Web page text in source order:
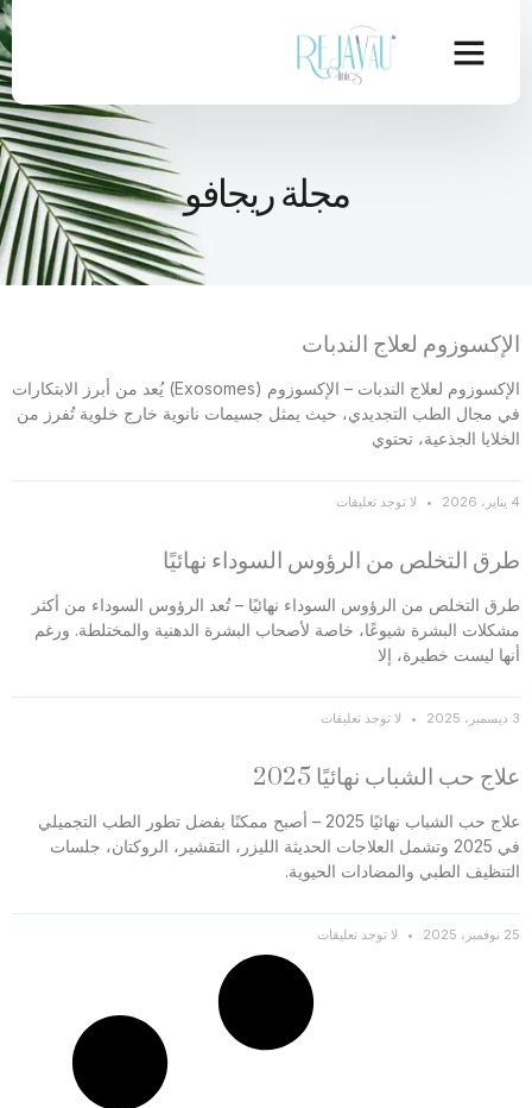
مجلة ريجافو
الإكسوزوم لعلاج الندبات
الإكسوزوم لعلاج الندبات – الإكسوزوم (Exosomes) يُعد من أبرز الابتكارات
في مجال الطب التجديدي، حيث يمثل جسيمات نانوية خارج خلوية تُفرز من
الخلايا الجذعية، تحتوي
4 يناير، 2026 لا توجد تعليقات
طرق التخلص من الرؤوس السوداء نهائيًا
طرق التخلص من الرؤوس السوداء نهائيًا – تُعد الرؤوس السوداء من أكثر
مشكلات البشرة شيوعًا، خاصة لأصحاب البشرة الدهنية والمختلطة. ورغم
أنها ليست خطيرة، إلا
3 ديسمبر، 2025 لا توجد تعليقات
علاج حب الشباب نهائيًا 2025
علاج حب الشباب نهائيًا 2025 – أصبح ممكنًا بفضل تطور الطب التجميلي
في 2025 وتشمل العلاجات الحديثة الليزر، التقشير، الروكتان، جلسات
التنظيف الطبي والمضادات الحيوية.
25 نوفمبر، 2025 لا توجد تعليقات